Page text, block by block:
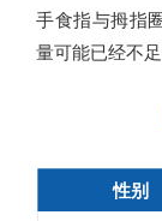
手食指与拇指
量可能已经不足
性别